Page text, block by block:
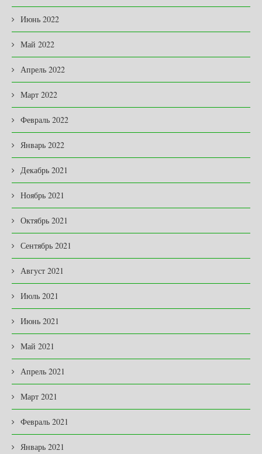
Июнь 2022
Май 2022
Апрель 2022
Март 2022
Февраль 2022
Январь 2022
Декабрь 2021
Ноябрь 2021
Октябрь 2021
Сентябрь 2021
Август 2021
Июль 2021
Июнь 2021
Май 2021
Апрель 2021
Март 2021
Февраль 2021
Январь 2021